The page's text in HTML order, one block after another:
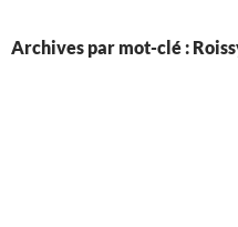
Archives par mot-clé :